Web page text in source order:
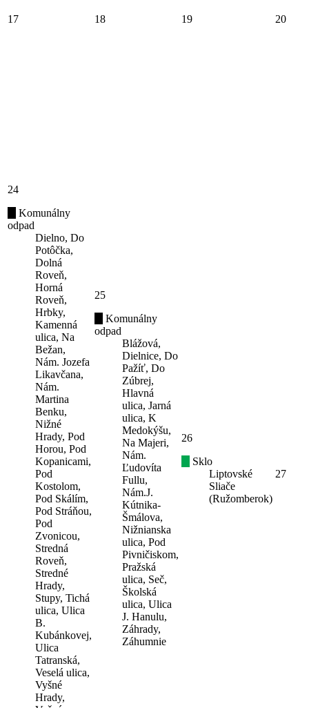
17 18 19 20
24
Komunálny
odpad
Dielno, Do
Potôčka,
Dolná
Roveň,
Horná
Roveň,
Hrbky,
Kamenná
ulica, Na
Bežan,
Nám. Jozefa
Likavčana,
Nám.
Martina
Benku,
Nižné
Hrady, Pod
Horou, Pod
Kopanicami,
Pod
Kostolom,
Pod Skálím,
Pod Stráňou,
Pod
Zvonicou,
Stredná
Roveň,
Stredné
Hrady,
Stupy, Tichá
ulica, Ulica
B.
Kubánkovej,
Ulica
Tatranská,
Veselá ulica,
Vyšné
Hrady,
25
Komunálny
odpad
Blážová,
Dielnice, Do
Pažíť, Do
Zúbrej,
Hlavná
ulica, Jarná
ulica, K
Medokýšu,
Na Majeri,
Nám.
Ľudovíta
Fullu,
Nám.J.
Kútnika-
Šmálova,
Nižnianska
ulica, Pod
Pivničiskom,
Pražská
ulica, Seč,
Školská
ulica, Ulica
J. Hanulu,
Záhrady,
Záhumnie
26
Sklo
Liptovské
Sliače
(Ružomberok)
27